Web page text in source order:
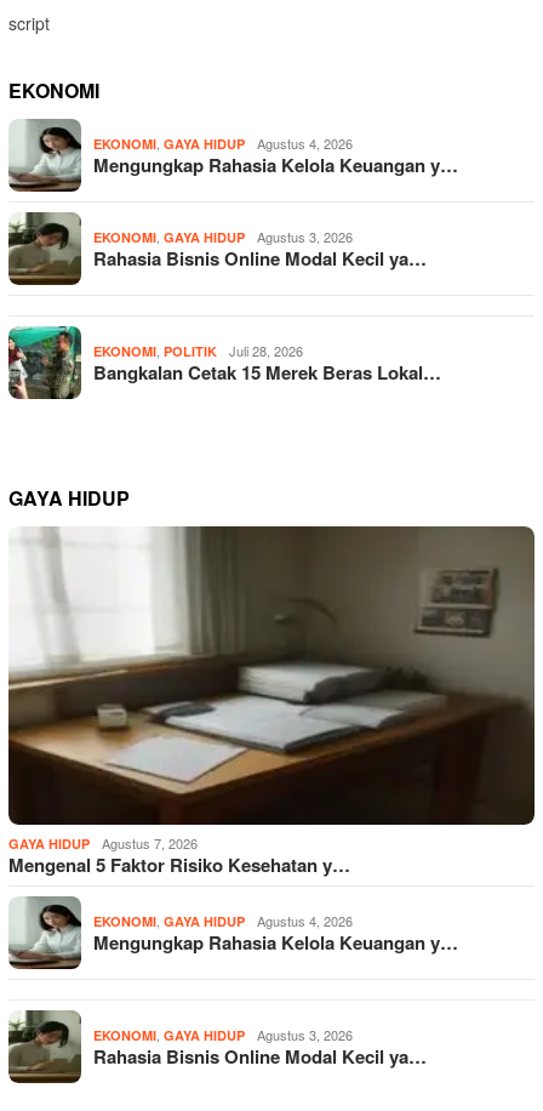
script
EKONOMI
EKONOMI, GAYA HIDUP Agustus 4, 2026
Mengungkap Rahasia Kelola Keuangan y…
EKONOMI, GAYA HIDUP Agustus 3, 2026
Rahasia Bisnis Online Modal Kecil ya…
EKONOMI, POLITIK Juli 28, 2026
Bangkalan Cetak 15 Merek Beras Lokal…
GAYA HIDUP
GAYA HIDUP Agustus 7, 2026
Mengenal 5 Faktor Risiko Kesehatan y…
EKONOMI, GAYA HIDUP Agustus 4, 2026
Mengungkap Rahasia Kelola Keuangan y…
EKONOMI, GAYA HIDUP Agustus 3, 2026
Rahasia Bisnis Online Modal Kecil ya…